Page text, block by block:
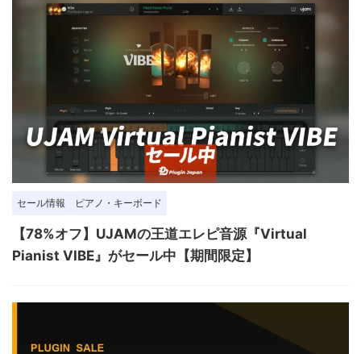
セール情報 ピアノ・キーボード
【78%オフ】UJAMの王道エレピ音源『Virtual
Pianist VIBE』がセール中【期間限定】